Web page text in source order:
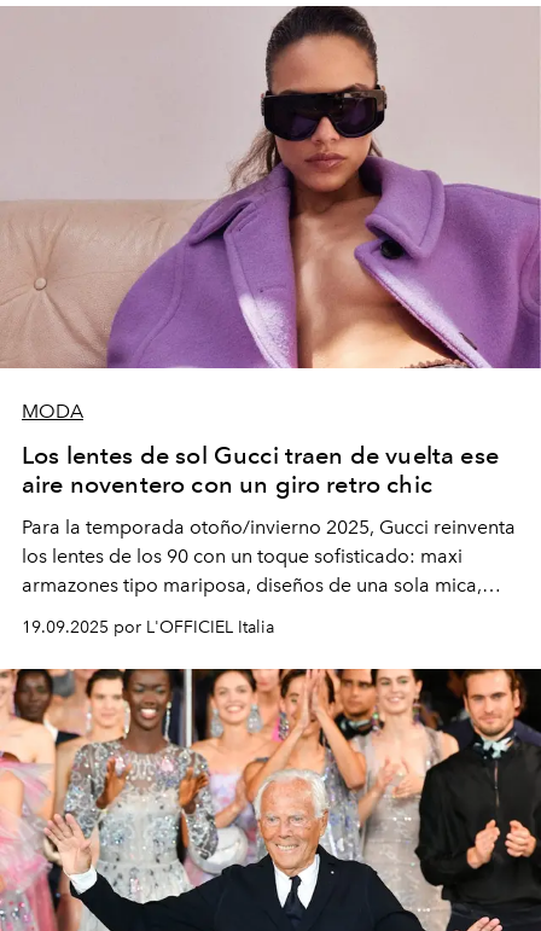
MODA
Los lentes de sol Gucci traen de vuelta ese
aire noventero con un giro retro chic
Para la temporada otoño/invierno 2025, Gucci reinventa
los lentes de los 90 con un toque sofisticado: maxi
armazones tipo mariposa, diseños de una sola mica,
modelos metálicos ovalados con vibra vintage y
elegantes monturas de acetato graduadas. ¿El detalle
que nunca pierde vigencia? La icónica doble G.
19.09.2025 por L'OFFICIEL Italia